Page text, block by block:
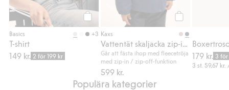
Köp
Basics +3
T-shirt
149 kr. 2 för 199 kr
Kaxs
Går att fästa ihop med fleecetröja
med zip-in / zip-off-funktion
599 kr.
179 kr. 3
3 st. 59,67 kr.
Populära kategorier